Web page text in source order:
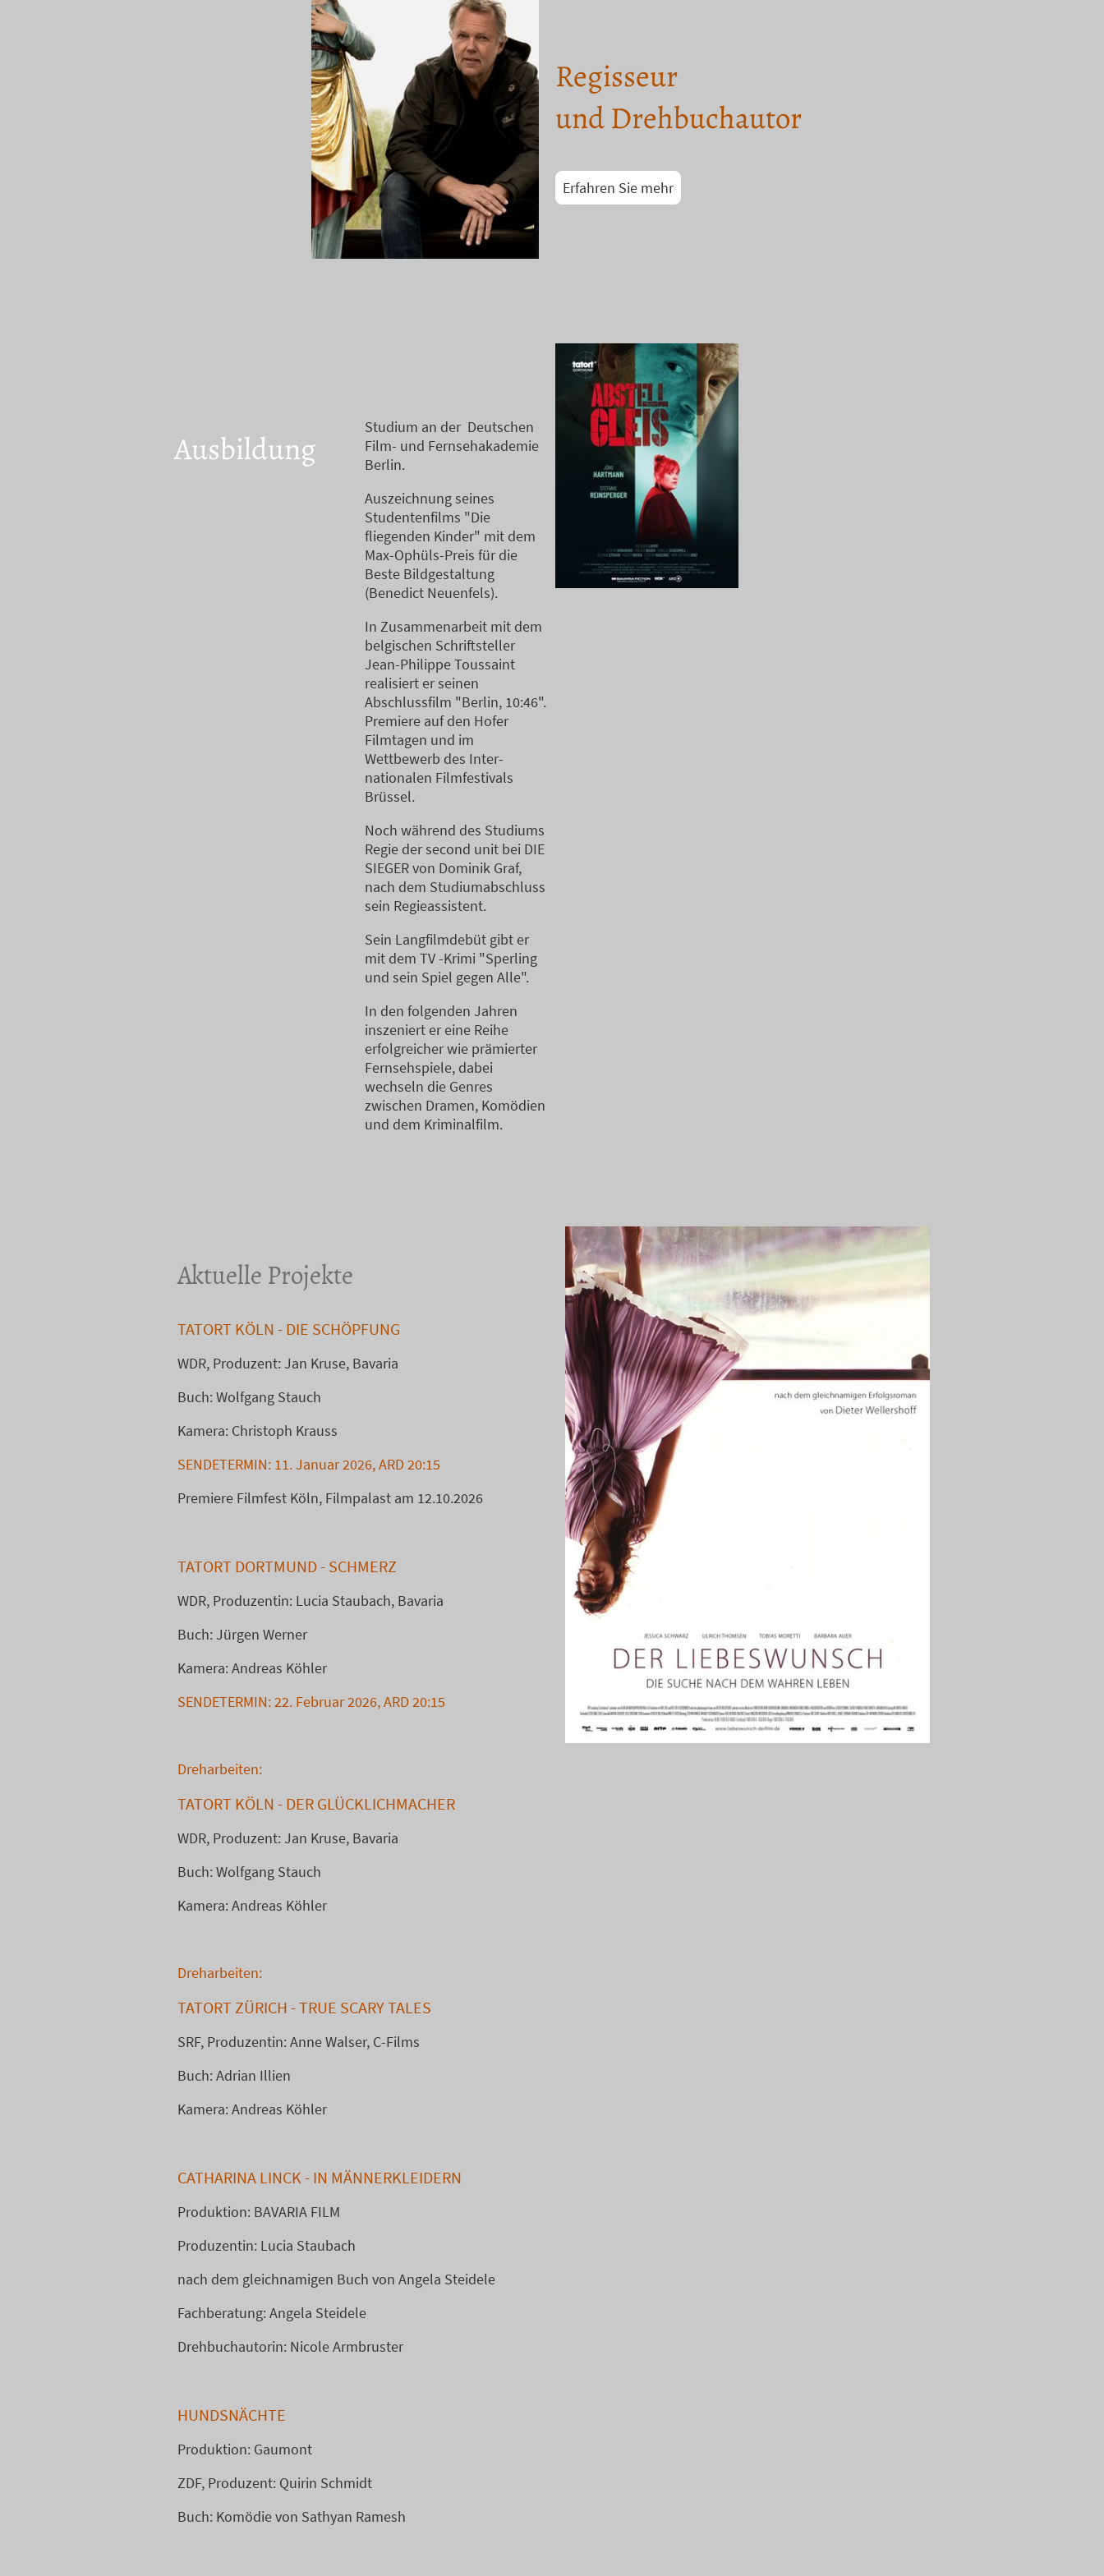
Regisseur
und Drehbuchautor
Erfahren Sie mehr
Ausbildung
Studium an der Deutschen
Film- und Fernsehakademie
Berlin.
Auszeichnung seines
Studentenfilms "Die
fliegenden Kinder" mit dem
Max-Ophüls-Preis für die
Beste Bildgestaltung
(Benedict Neuenfels).
In Zusammenarbeit mit dem
belgischen Schriftsteller
Jean-Philippe Toussaint
realisiert er seinen
Abschlussfilm "Berlin, 10:46".
Premiere auf den Hofer
Filmtagen und im
Wettbewerb des Inter-
nationalen Filmfestivals
Brüssel.
Noch während des Studiums
Regie der second unit bei DIE
SIEGER von Dominik Graf,
nach dem Studiumabschluss
sein Regieassistent.
Sein Langfilmdebüt gibt er
mit dem TV -Krimi "Sperling
und sein Spiel gegen Alle".
In den folgenden Jahren
inszeniert er eine Reihe
erfolgreicher wie prämierter
Fernsehspiele, dabei
wechseln die Genres
zwischen Dramen, Komödien
und dem Kriminalfilm.
Aktuelle Projekte
TATORT KÖLN - DIE SCHÖPFUNG
WDR, Produzent: Jan Kruse, Bavaria
Buch: Wolfgang Stauch
Kamera: Christoph Krauss
SENDETERMIN: 11. Januar 2026, ARD 20:15
Premiere Filmfest Köln, Filmpalast am 12.10.2026
TATORT DORTMUND - SCHMERZ
WDR, Produzentin: Lucia Staubach, Bavaria
Buch: Jürgen Werner
Kamera: Andreas Köhler
SENDETERMIN: 22. Februar 2026, ARD 20:15
Dreharbeiten:
TATORT KÖLN - DER GLÜCKLICHMACHER
WDR, Produzent: Jan Kruse, Bavaria
Buch: Wolfgang Stauch
Kamera: Andreas Köhler
Dreharbeiten:
TATORT ZÜRICH - TRUE SCARY TALES
SRF, Produzentin: Anne Walser, C-Films
Buch: Adrian Illien
Kamera: Andreas Köhler
CATHARINA LINCK - IN MÄNNERKLEIDERN
Produktion: BAVARIA FILM
Produzentin: Lucia Staubach
nach dem gleichnamigen Buch von Angela Steidele
Fachberatung: Angela Steidele
Drehbuchautorin: Nicole Armbruster
HUNDSNÄCHTE
Produktion: Gaumont
ZDF, Produzent: Quirin Schmidt
Buch: Komödie von Sathyan Ramesh